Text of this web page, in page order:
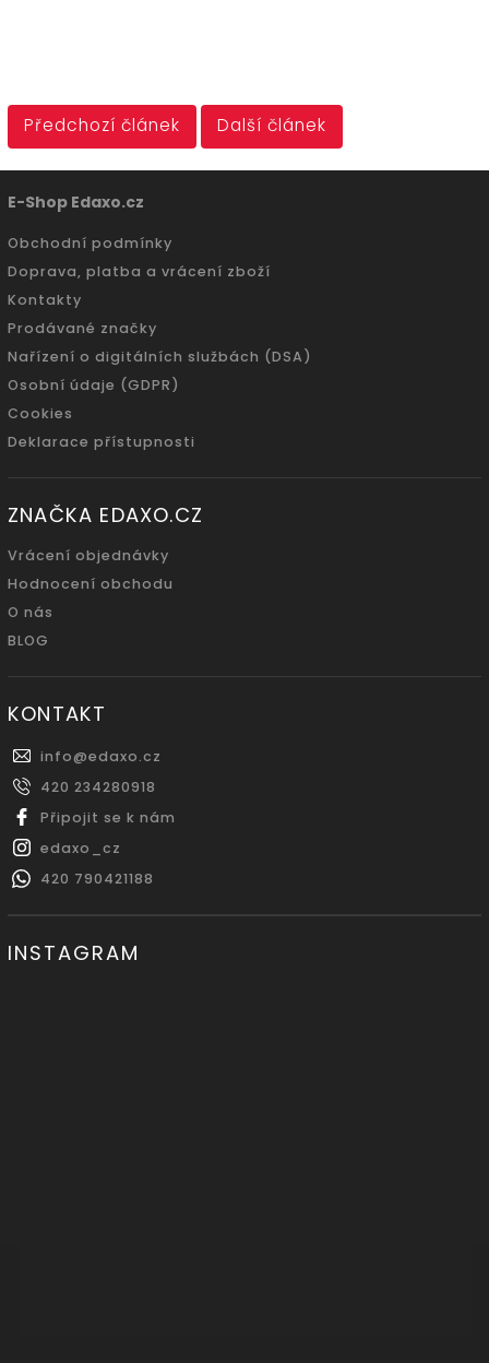
Předchozí článek Další článek
E-Shop Edaxo.cz
Obchodní podmínky
Doprava, platba a vrácení zboží
Kontakty
Prodávané značky
Nařízení o digitálních službách (DSA)
Osobní údaje (GDPR)
Cookies
Deklarace přístupnosti
ZNAČKA EDAXO.CZ
Vrácení objednávky
Hodnocení obchodu
O nás
BLOG
KONTAKT
info@edaxo.cz
420 234280918
Připojit se k nám
edaxo_cz
420 790421188
INSTAGRAM